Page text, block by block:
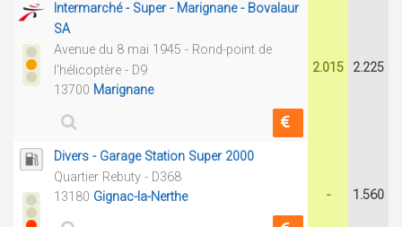
Intermarché - Super - Marignane - Bovalaur
SA
Avenue du 8 mai 1945 - Rond-point de
l'hélicoptère - D9
13700 Marignane
2.015 2.225
Divers - Garage Station Super 2000
Quartier Rebuty - D368
13180 Gignac-la-Nerthe - 1.560